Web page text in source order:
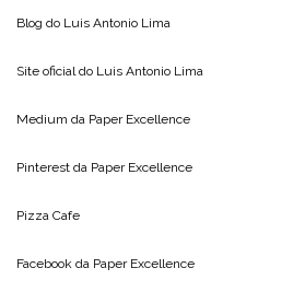
Blog do Luis Antonio Lima
Site oficial do Luis Antonio Lima
Medium da Paper Excellence
Pinterest da Paper Excellence
Pizza Cafe
Facebook da Paper Excellence